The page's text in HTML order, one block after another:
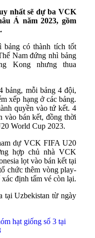
nhất sẽ dự ba VCK
Á năm 2023, gồm
có thành tích tốt
Nam đứng nhì bảng
Kong nhưng thua
bảng, mỗi bảng 4 đội,
xếp hạng ở các bảng.
quyền vào tứ kết. 4
vào bán kết, đồng thời
World Cup 2023.
dự VCK FIFA U20
hợp chủ nhà VCK
lọt vào bán kết tại
chức thêm vòng play-
định tấm vé còn lại.
tại Uzbekistan từ ngày
hạt giống số 3 tại